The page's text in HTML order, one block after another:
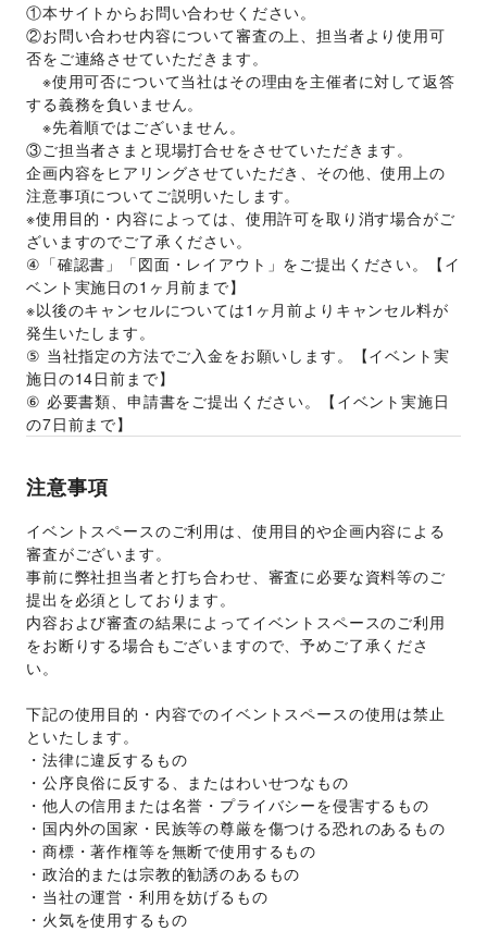
①本サイトからお問い合わせください。
②お問い合わせ内容について審査の上、担当者より使用可
否をご連絡させていただきます。
※使用可否について当社はその理由を主催者に対して返答
する義務を負いません。
※先着順ではございません。
③ご担当者さまと現場打合せをさせていただきます。
企画内容をヒアリングさせていただき、その他、使用上の
注意事項についてご説明いたします。
※使用目的・内容によっては、使用許可を取り消す場合がご
ざいますのでご了承ください。
④「確認書」「図面・レイアウト」をご提出ください。【イ
ベント実施日の1ヶ月前まで】
※以後のキャンセルについては1ヶ月前よりキャンセル料が
発生いたします。
⑤ 当社指定の方法でご入金をお願いします。【イベント実
施日の14日前まで】
⑥ 必要書類、申請書をご提出ください。【イベント実施日
の7日前まで】
注意事項
イベントスペースのご利用は、使用目的や企画内容による
審査がございます。
事前に弊社担当者と打ち合わせ、審査に必要な資料等のご
提出を必須としております。
内容および審査の結果によってイベントスペースのご利用
をお断りする場合もございますので、予めご了承くださ
い。
下記の使用目的・内容でのイベントスペースの使用は禁止
といたします。
・法律に違反するもの
・公序良俗に反する、またはわいせつなもの
・他人の信用または名誉・プライバシーを侵害するもの
・国内外の国家・民族等の尊厳を傷つける恐れのあるもの
・商標・著作権等を無断で使用するもの
・政治的または宗教的勧誘のあるもの
・当社の運営・利用を妨げるもの
・火気を使用するもの